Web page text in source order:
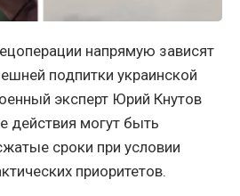
напрямую зависят
подпитки украинской
эксперт Юрий Кнутов
действия могут быть
сроки при условии
приоритетов.